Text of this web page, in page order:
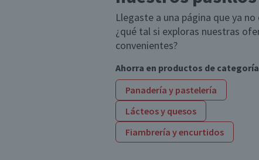
Llegaste a una página que ya
¿qué tal si exploras nuestras
convenientes?
Ahorra en productos de
Panadería y pastelería
Lácteos y quesos
Fiambrería y encurtidos